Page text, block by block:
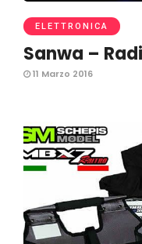
ELETTRONICA
Sanwa –
11 Marzo 2016